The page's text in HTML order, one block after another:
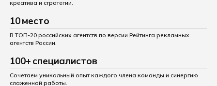
креатива и стратегии.
10место
В ТОП-20 российских агентств по версии Рейтинга рекламных
агентств России.
100+ специалистов
Сочетаем уникальный опыт каждого члена команды и синергию
слаженной работы.